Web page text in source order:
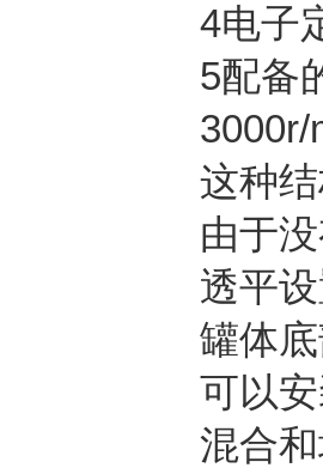
4电子
5配备
3000r/
这种
由于
透平
罐体
可以
混合